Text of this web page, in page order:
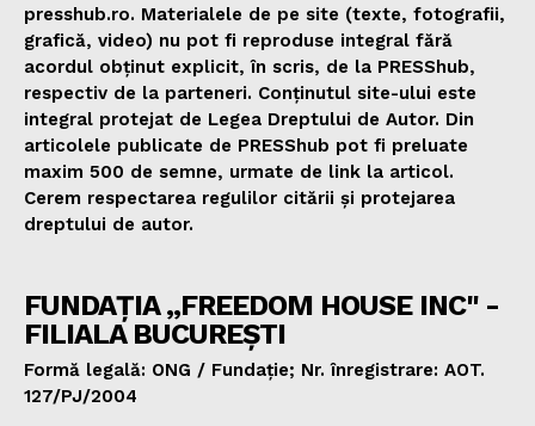
presshub.ro. Materialele de pe site (texte, fotografii,
grafică, video) nu pot fi reproduse integral fără
acordul obținut explicit, în scris, de la PRESShub,
respectiv de la parteneri. Conținutul site-ului este
integral protejat de Legea Dreptului de Autor. Din
articolele publicate de PRESShub pot fi preluate
maxim 500 de semne, urmate de link la articol.
Cerem respectarea regulilor citării și protejarea
dreptului de autor.
FUNDAȚIA „FREEDOM HOUSE INC" -
FILIALA BUCUREȘTI
Formă legală: ONG / Fundație; Nr. înregistrare: AOT.
127/PJ/2004